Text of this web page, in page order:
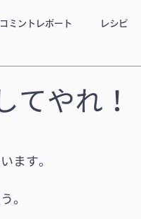
ミントレポート レシピ
てやれ！
ます。
。